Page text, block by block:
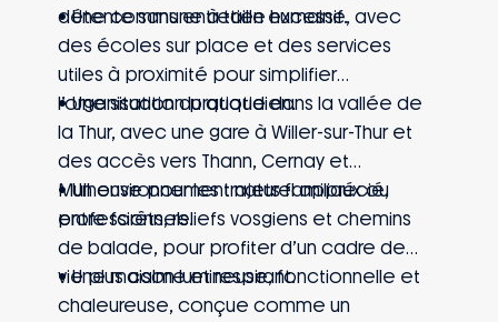
détente sans entretien excessif.
• Une commune à taille humaine, avec
des écoles sur place et des services
utiles à proximité pour simplifier
l’organisation du quotidien.
• Une situation pratique dans la vallée de
la Thur, avec une gare à Willer-sur-Thur et
des accès vers Thann, Cernay et
Mulhouse pour les trajets familiaux ou
professionnels.
• Un environnement naturel apprécié,
entre forêts, reliefs vosgiens et chemins
de balade, pour profiter d’un cadre de
vie plus calme et respirant.
• Une maison lumineuse, fonctionnelle et
chaleureuse, conçue comme un